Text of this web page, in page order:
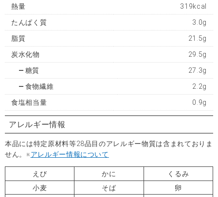
熱量 319kcal
たんぱく質 3.0g
脂質 21.5g
炭水化物 29.5g
糖質 27.3g
食物繊維 2.2g
食塩相当量 0.9g
アレルギー情報
本品には特定原材料等28品目のアレルギー物質は含まれておりま
せん。※アレルギー情報について
えび かに
くるみ
小麦
そば
卵